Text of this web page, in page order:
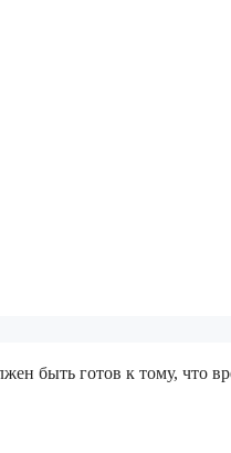
быть готов к тому, что